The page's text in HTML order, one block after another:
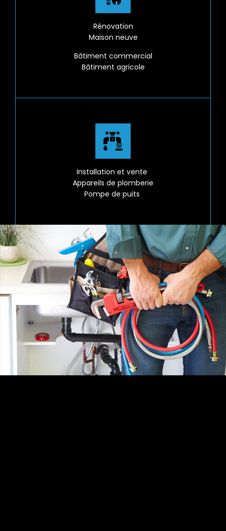
Rénovation
Maison neuve
Bâtiment commercial
Bâtiment agricole
Installation et vente
Appareils de plomberie
Pompe de puits